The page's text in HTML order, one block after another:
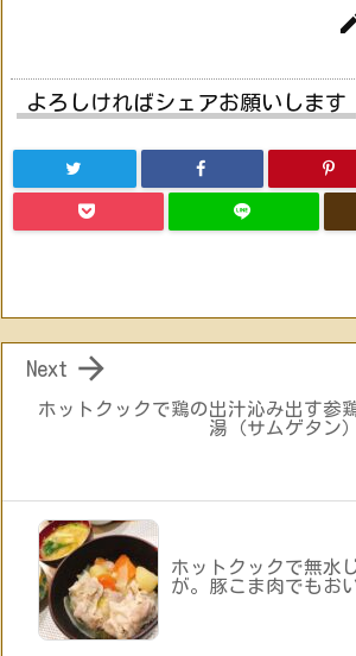
よろしければシェアお願いします
ホットクックで鶏の出汁沁み出す参
湯（サムゲタン）

Next
ホットクックで無水
が。豚こま肉でもお